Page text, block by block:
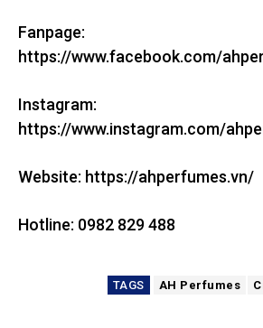
Fanpage:
https://www.facebook.com/
Instagram:
https://www.instagram.com/
Website: https://ahperfumes.vn/
Hotline: 0982 829 488
TAGS AH Perfumes